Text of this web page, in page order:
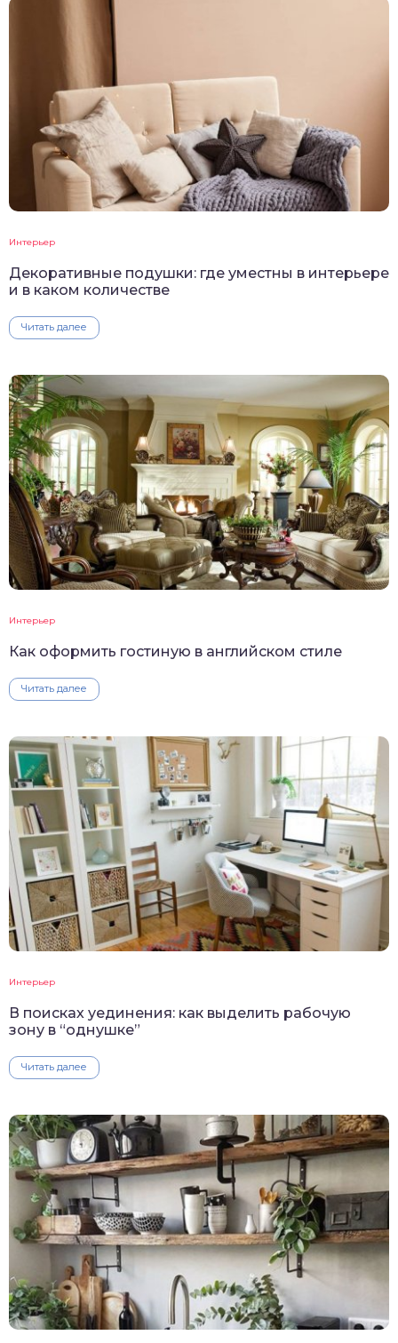
Интерьер
Декоративные подушки: где уместны в интерьере
и в каком количестве
Читать далее
Интерьер
Как оформить гостиную в английском стиле
Читать далее
Интерьер
В поисках уединения: как выделить рабочую
зону в “однушке”
Читать далее